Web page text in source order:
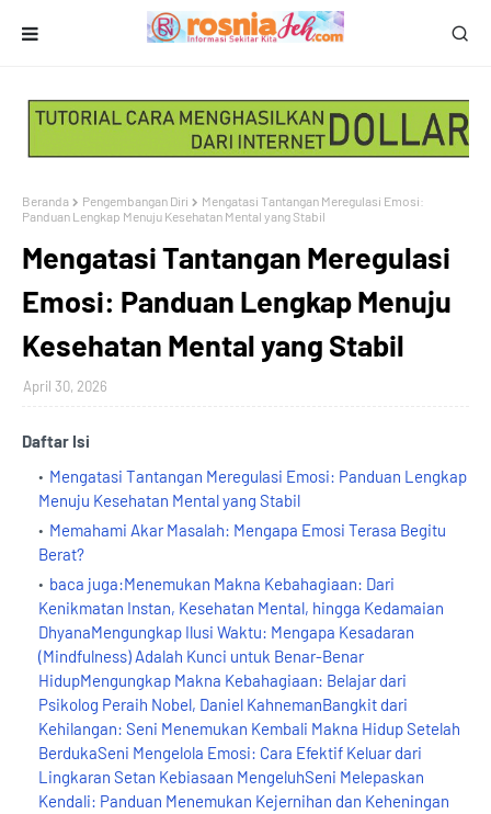
Beranda Pengembangan Diri
Mengatasi Tantangan Meregulasi Emosi:
Panduan Lengkap Menuju Kesehatan Mental yang Stabil
Mengatasi Tantangan Meregulasi
Emosi: Panduan Lengkap Menuju
Kesehatan Mental yang Stabil
April 30, 2026
Daftar Isi
Mengatasi Tantangan Meregulasi Emosi: Panduan Lengkap
Menuju Kesehatan Mental yang Stabil
Memahami Akar Masalah: Mengapa Emosi Terasa Begitu
Berat?
baca juga:Menemukan Makna Kebahagiaan: Dari
Kenikmatan Instan, Kesehatan Mental, hingga Kedamaian
DhyanaMengungkap Ilusi Waktu: Mengapa Kesadaran
(Mindfulness) Adalah Kunci untuk Benar-Benar
HidupMengungkap Makna Kebahagiaan: Belajar dari
Psikolog Peraih Nobel, Daniel KahnemanBangkit dari
Kehilangan: Seni Menemukan Kembali Makna Hidup Setelah
BerdukaSeni Mengelola Emosi: Cara Efektif Keluar dari
Lingkaran Setan Kebiasaan MengeluhSeni Melepaskan
Kendali: Panduan Menemukan Kejernihan dan Keheningan